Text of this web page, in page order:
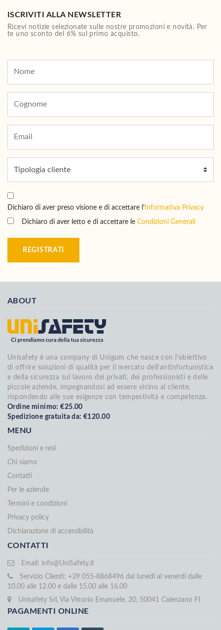
ISCRIVITI ALLA NEWSLETTER
Ricevi notizie selezionate sulle nostre promozioni e novità. Per
te uno sconto del 6% sul primo acquisto.
Dichiaro di aver preso visione e di accettare l’ Informativa Privacy
Dichiaro di aver letto e di accettare le Condizioni Generali
REGISTRATI
ABOUT
Unisafety è una company di Unigum che nasce con l'obiettivo
di offrire soluzioni di qualità per il mercato dell'antinfortunistica
e della sicurezza sul lavoro dei privati, dei professionisti e delle
piccole aziende, impegnandosi ad essere vicino al cliente,
rispondendo alle sue esigenze con tempestività e competenza.
Ordine minimo: €25.00
Spedizione gratuita da: €120.00
MENU
Spedizioni e resi
Chi siamo
Contatti
Per le aziende
Termini e condizioni
Privacy policy
Dichiarazione di accessibilità
CONTATTI
Email: info@UniSafety.it
Servizio Clienti: +39 055-8868496 dal lunedi al venerdi dalle
10.00 alle 12.00 e dalle 15.00 alle 16.00
Unisafety Srl, Via Vittorio Emanuele, 20, 50041 Calenzano FI
PAGAMENTI ONLINE